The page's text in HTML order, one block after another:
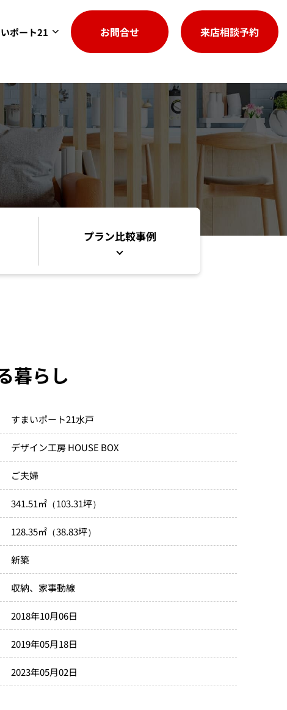
ポート21 お問合せ 来店相談予約
プラン比較事例
暮らし
すまいポート21水戸
デザイン工房 HOUSE BOX
ご夫婦
341.51㎡（103.31坪）
128.35㎡（38.83坪）
新築
収納 家事動線
2018年10月06日
2019年05月18日
2023年05月02日